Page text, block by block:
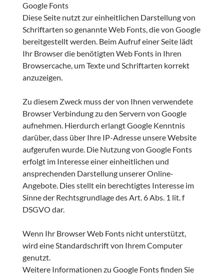
Google Fonts
Diese Seite nutzt zur einheitlichen Darstellung von
Schriftarten so genannte Web Fonts, die von Google
bereitgestellt werden. Beim Aufruf einer Seite lädt
Ihr Browser die benötigten Web Fonts in Ihren
Browsercache, um Texte und Schriftarten korrekt
anzuzeigen.
Zu diesem Zweck muss der von Ihnen verwendete
Browser Verbindung zu den Servern von Google
aufnehmen. Hierdurch erlangt Google Kenntnis
darüber, dass über Ihre IP-Adresse unsere Website
aufgerufen wurde. Die Nutzung von Google Fonts
erfolgt im Interesse einer einheitlichen und
ansprechenden Darstellung unserer Online-
Angebote. Dies stellt ein berechtigtes Interesse im
Sinne der Rechtsgrundlage des Art. 6 Abs. 1 lit. f
DSGVO dar.
Wenn Ihr Browser Web Fonts nicht unterstützt,
wird eine Standardschrift von Ihrem Computer
genutzt.
Weitere Informationen zu Google Fonts finden Sie